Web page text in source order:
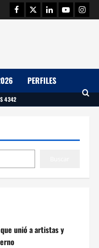
Facebook
TwitterLinkedinYoutube
PERFILES
4342
unió a artistas y